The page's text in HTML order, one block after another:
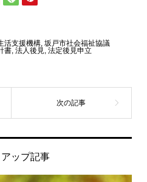
活支援機構, 坂戸市社会福祉協議
書, 法人後見, 法定後見申立
ップ記事